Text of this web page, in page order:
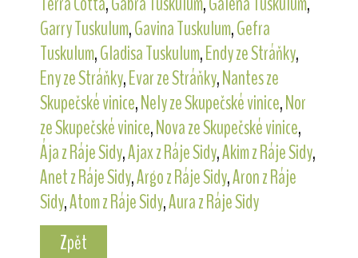
Garry Tuskulum,Gavina Tuskulum,Gefra
Tuskulum,Gladisa Tuskulum,Endy ze Stráňky,
Eny ze Stráňky,Evar ze Stráňky,Nantes ze
Skupečské vinice,Nely ze Skupečské vinice,Nor
ze Skupečské vinice,Nova ze Skupečské vinice,
Ája z Ráje Sidy,Ajax z Ráje Sidy,Akim z Ráje Sidy,
Anet z Ráje Sidy,Argo z Ráje Sidy,Aron z Ráje
Sidy,Atom z Ráje Sidy,Aura z Ráje Sidy
Zpět